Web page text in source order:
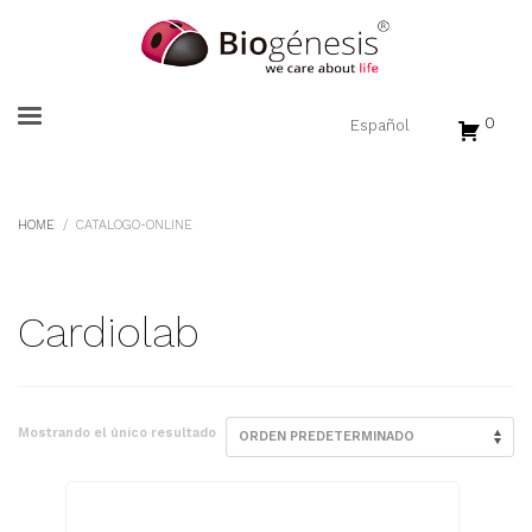
0
HOME CATALOGO-ONLINE
Cardiolab
Mostrando el único resultado